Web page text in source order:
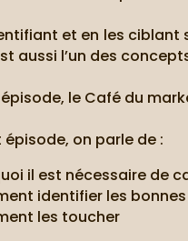
et en les
aussi l’un des
le Café du
épisode, on parle de :
il est nécessaire de
identifier les
les toucher